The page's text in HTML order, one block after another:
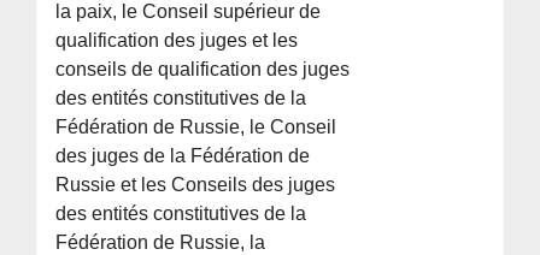
la paix, le Conseil supérieur de
qualification des juges et les
conseils de qualification des juges
des entités constitutives de la
Fédération de Russie, le Conseil
des juges de la Fédération de
Russie et les Conseils des juges
des entités constitutives de la
Fédération de Russie, la